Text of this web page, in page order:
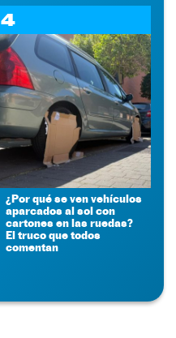
4
¿Por qué se ven vehículos
aparcados al sol con
cartones en las ruedas?
El truco que todos
comentan